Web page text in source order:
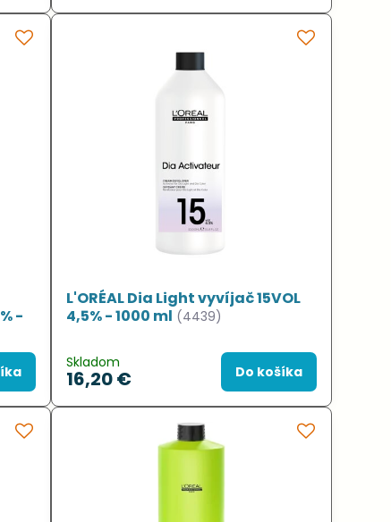
-
L'ORÉAL Dia Light vyvíjač 15VOL
4,5% - 1000 ml (4439)
Skladom
16,20 € Do košíka